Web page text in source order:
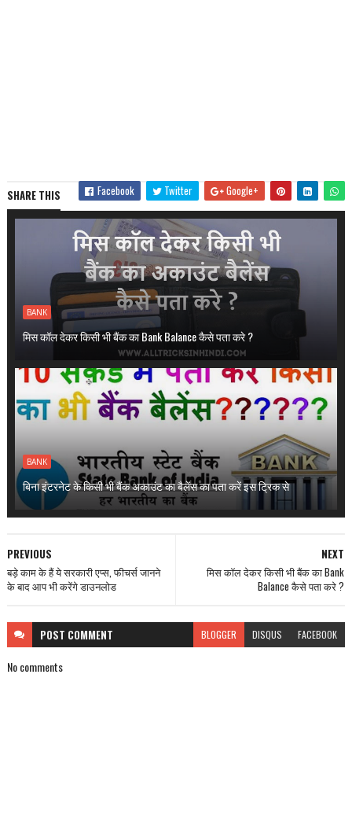
SHARE THIS Facebook Twitter Google+
BANK
मिस कॉल देकर किसी भी बैंक का Bank Balance कैसे पता करे ?
BANK
बिना इंटरनेट के किसी भी बैंक अकाउंट का बैलेंस का पता करें इस ट्रिक से
NEXT
मिस कॉल देकर किसी भी बैंक का Bank
Balance कैसे पता करे ?
PREVIOUS
बड़े काम के हैं ये सरकारी एप्स, फीचर्स जानने
के बाद आप भी करेंगे डाउनलोड
POST COMMENT BLOGGER DISQUS FACEBOOK
No comments